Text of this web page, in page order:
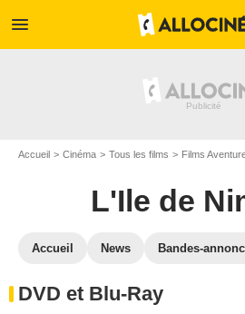
menu
Accueil Cinéma Tous les films Films
L'Ile de
Accueil News Bandes-
DVD et Blu-Ray